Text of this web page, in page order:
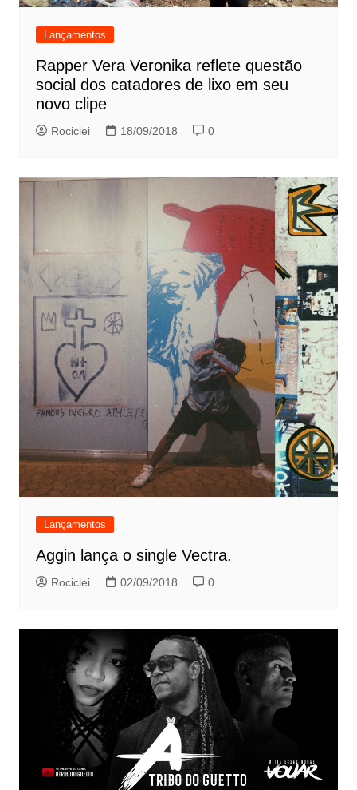
Lançamentos
Rapper Vera Veronika reflete questão
social dos catadores de lixo em seu
novo clipe
Rociclei 18/09/2018 0
Lançamentos
Aggin lança o single Vectra.
Rociclei 02/09/2018 0